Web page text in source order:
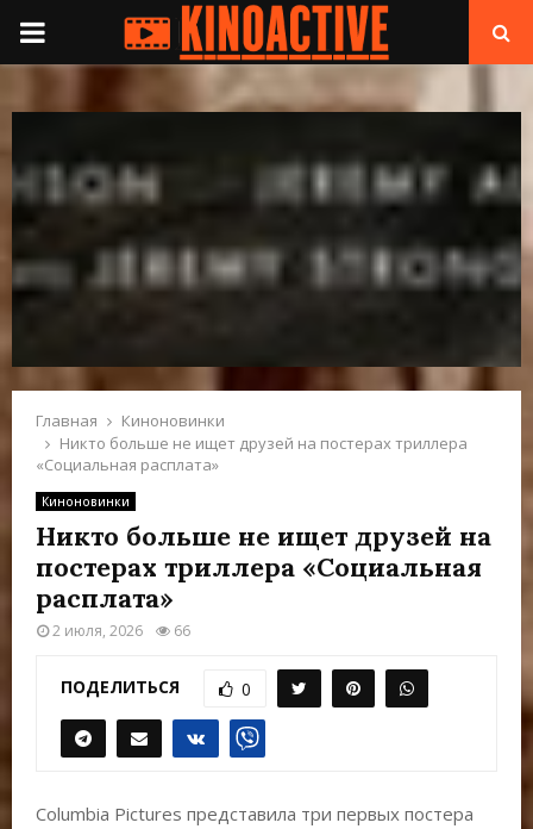
П
Р
В
И
Н
О
М
Ю
Главная
Киноновинки
Никто больше не ищет друзей на постерах триллера
«Социальная расплата»
Киноновинки
Никто больше не ищет друзей на
постерах триллера «Социальная
расплата»
2 июля, 2026 66
ПОДЕЛИТЬСЯ 0
Columbia Pictures представила три первых постера